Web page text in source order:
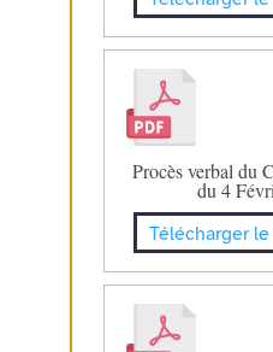
Procès verbal du
du 4
Télécharger